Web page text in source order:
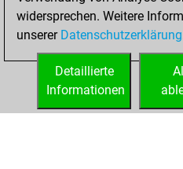
11, 2026
You
your Fritz
widersprechen. Weitere
unserer Datenschutzerklärung
Detaillierte
Informationen